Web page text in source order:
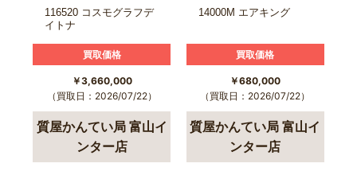
116520 コスモグラフデ
イトナ
買取価格
￥3,660,000
（買取日：2026/07/22）
質屋かんてい局 富山イ
ンター店
14000M エアキング
買取価格
￥680,000
（買取日：2026/07/22）
質屋かんてい局 富山イ
ンター店